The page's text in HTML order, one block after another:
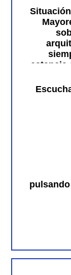
estancia